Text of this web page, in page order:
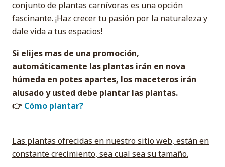
conjunto de plantas carnívoras es una opción
fascinante. ¡Haz crecer tu pasión por la naturaleza y
dale vida a tus espacios!
Si elijes mas de una promoción,
automáticamente las plantas irán en nova
húmeda en potes apartes, los maceteros irán
alusado y usted debe plantar las plantas.
👉 Cómo plantar?
Las plantas ofrecidas en nuestro sitio web, están en
constante crecimiento, sea cual sea su tamaño.